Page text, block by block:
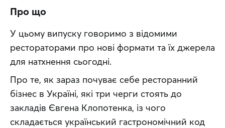
Про що
У цьому випуску говоримо з відомими
рестораторами про нові формати та їх джерела
для натхнення сьогодні.
Про те, як зараз почуває себе ресторанний
бізнес в Україні, які три черги стоять до
закладів Євгена Клопотенка, із чого
складається український гастрономічний код